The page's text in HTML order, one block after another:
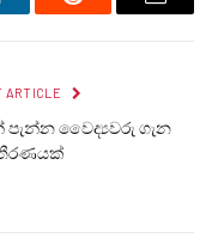
Reddit Email
ARTICLE
පැන්න වෛද්‍යවරු ගැන
තීරණයක්